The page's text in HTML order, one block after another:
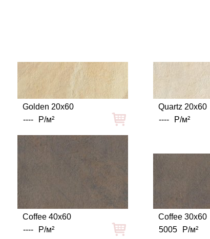
Golden 20x60
----
Р/м²
Quartz 20x60
----
Р/м²
Coffee 40x60
----
Р/м²
Coffee 30x60
5005
Р/м²